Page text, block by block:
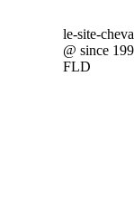
le-site-
@ since
FLD